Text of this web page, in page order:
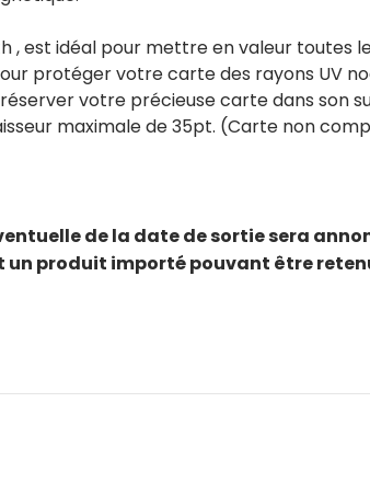
, est idéal pour mettre en valeur toutes
protéger votre carte des rayons UV
votre précieuse carte dans son
maximale de 35pt. (Carte non
de la date de sortie sera
produit importé pouvant être